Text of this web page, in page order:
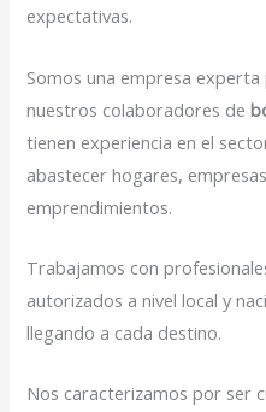
expectativas.
Somos una empresa
nuestros colaboradores de
tienen experiencia en el
abastecer hogares,
emprendimientos.
Trabajamos con
autorizados a nivel local y
llegando a cada destino.
Nos caracterizamos por ser